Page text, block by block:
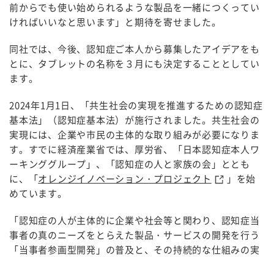
前からでも使い始められるような製品を一緒につくってい
ければいいなと思います」と期待を寄せました。
同社では、今後、認知症ご本人から募集したアイデアをも
とに、タブレットの名称を３月にも決定することとしてい
ます。
2024年1月1日、「共生社会の実現を推進するための認知症
基本法」（認知症基本法）が施行されました。共生社会の
実現には、企業や市民の主体的な取り組みが必要になりま
す。すでに経済産業省では、厚労省、「日本認知症本人ワ
ーキンググループ」、「認知症の人と家族の会」ととも
に、「オレンジイノベーション・プロジェクト
」を始
めています。
「認知症の人が主体的に企業や社会等と関わり、認知症当
事者の真のニーズをとらえた製品・サービスの開発を行う
「当事者参画型開発」の普及と、その持続的な仕組みの実